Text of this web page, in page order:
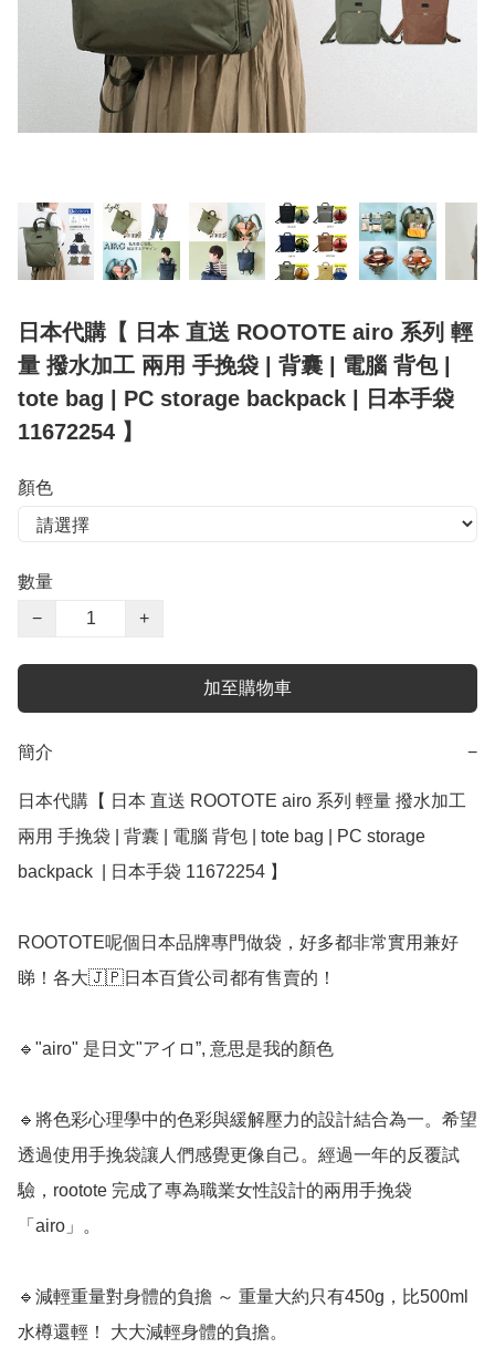
日本代購【 日本 直送 ROOTOTE airo 系列 輕
量 撥水加工 兩用 手挽袋 | 背囊 | 電腦 背包 |
tote bag | PC storage backpack | 日本手袋
11672254 】
顏色
數量
−
+
加至購物車
簡介 −
日本代購【 日本 直送 ROOTOTE airo 系列 輕量 撥水加工
兩用 手挽袋 | 背囊 | 電腦 背包 | tote bag | PC storage
backpack  | 日本手袋 11672254 】
ROOTOTE呢個日本品牌專門做袋，好多都非常實用兼好
睇！各大🇯🇵日本百貨公司都有售賣的！
🔹"airo" 是日文"アイロ”, 意思是我的顏色
🔹將色彩心理學中的色彩與緩解壓力的設計結合為一。希望
透過使用手挽袋讓人們感覺更像自己。經過一年的反覆試
驗，rootote 完成了專為職業女性設計的兩用手挽袋
「airo」。
🔹減輕重量對身體的負擔 ～ 重量大約只有450g，比500ml
水樽還輕！ 大大減輕身體的負擔。